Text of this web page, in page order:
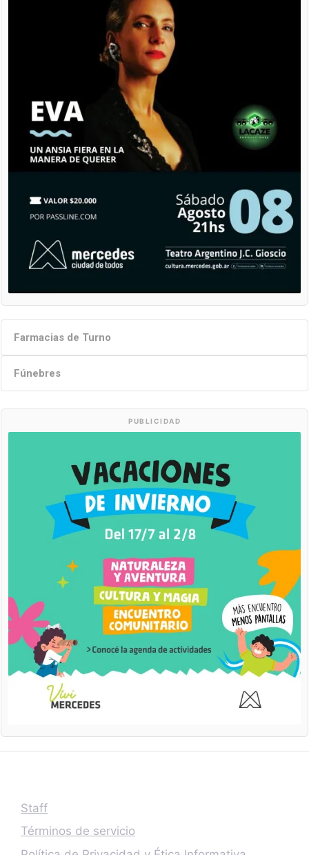
Farmacias de Turno
Fúnebres
PUBLICIDAD
Staff
Términos de servicio